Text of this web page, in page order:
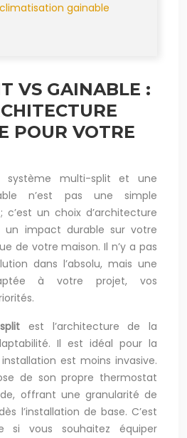
gainable
VS GAINABLE :
POUR VOTRE
système multi-split et une
n’est pas une simple
un choix d’architecture
un impact durable sur votre
de votre maison. Il n’y a pas
dans l’absolu, mais une
à votre projet, vos
est l’architecture de la
Il est idéal pour la
est moins invasive.
de son propre thermostat
offrant une granularité de
l’installation de base. C’est
si vous souhaitez équiper